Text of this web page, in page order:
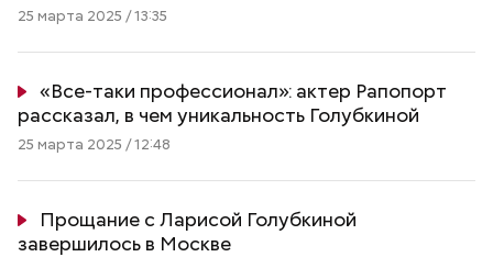
25 марта 2025 / 13:35
«Все-таки профессионал»: актер Рапопорт
рассказал, в чем уникальность Голубкиной
25 марта 2025 / 12:48
Прощание с Ларисой Голубкиной
завершилось в Москве